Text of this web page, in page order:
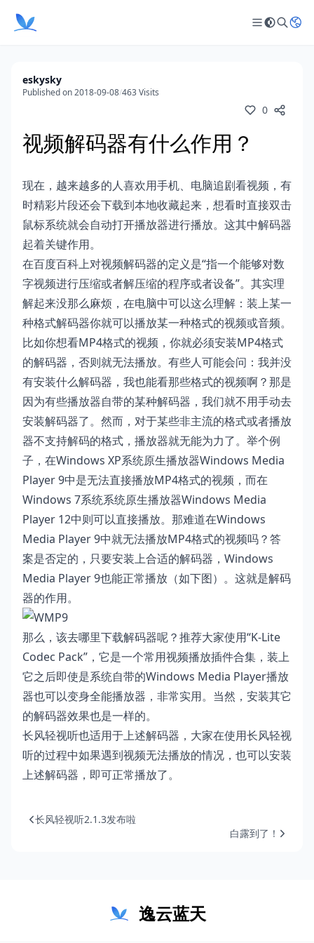
eskysky
Published on 2018-09-08/463 Visits
0
视频解码器有什么作用？
现在，越来越多的人喜欢用手机、电脑追剧看视频，有
时精彩片段还会下载到本地收藏起来，想看时直接双击
鼠标系统就会自动打开播放器进行播放。这其中解码器
起着关键作用。
在百度百科上对视频解码器的定义是“指一个能够对数
字视频进行压缩或者解压缩的程序或者设备”。其实理
解起来没那么麻烦，在电脑中可以这么理解：装上某一
种格式解码器你就可以播放某一种格式的视频或音频。
比如你想看MP4格式的视频，你就必须安装MP4格式
的解码器，否则就无法播放。有些人可能会问：我并没
有安装什么解码器，我也能看那些格式的视频啊？那是
因为有些播放器自带的某种解码器，我们就不用手动去
安装解码器了。然而，对于某些非主流的格式或者播放
器不支持解码的格式，播放器就无能为力了。举个例
子，在Windows XP系统原生播放器Windows Media
Player 9中是无法直接播放MP4格式的视频，而在
Windows 7系统系统原生播放器Windows Media
Player 12中则可以直接播放。那难道在Windows
Media Player 9中就无法播放MP4格式的视频吗？答
案是否定的，只要安装上合适的解码器，Windows
Media Player 9也能正常播放（如下图）。这就是解码
器的作用。
那么，该去哪里下载解码器呢？推荐大家使用“K-Lite
Codec Pack”，它是一个常用视频播放插件合集，装上
它之后即使是系统自带的Windows Media Player播放
器也可以变身全能播放器，非常实用。当然，安装其它
的解码器效果也是一样的。
长风轻视听也适用于上述解码器，大家在使用长风轻视
听的过程中如果遇到视频无法播放的情况，也可以安装
上述解码器，即可正常播放了。
长风轻视听2.1.3发布啦
白露到了！
逸云蓝天